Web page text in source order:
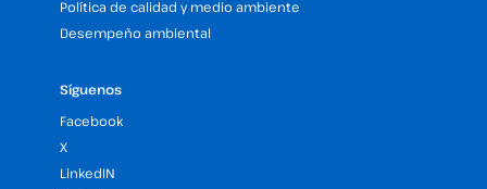
Política de calidad y medio ambiente
Desempeño ambiental
Síguenos
Facebook
X
LinkedIN